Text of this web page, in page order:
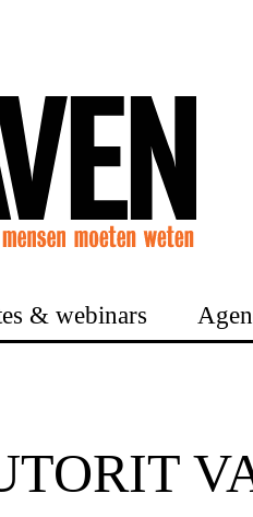
& webinars